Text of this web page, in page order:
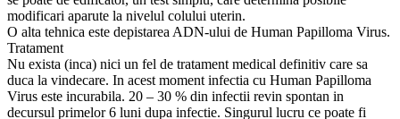
modificari aparute la nivelul colului uterin.
O alta tehnica este depistarea ADN-ului de Human Papilloma Virus.
Tratament
Nu exista (inca) nici un fel de tratament medical definitiv care sa
duca la vindecare. In acest moment infectia cu Human Papilloma
Virus este incurabila. 20 – 30 % din infectii revin spontan in
decursul primelor 6 luni dupa infectie. Singurul lucru ce poate fi